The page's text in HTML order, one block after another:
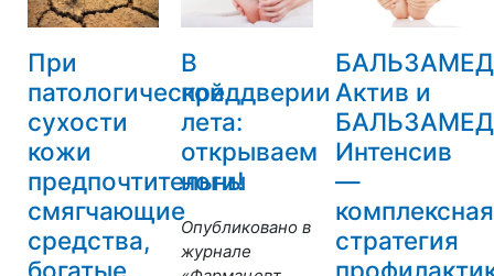
При
патологической
сухости
кожи
предпочтительны
смягчающие
средства,
В
преддверии
лета:
открываем
ноги!
Опубликовано в
журнале
БАЛЬЗАМЕД
Актив и
БАЛЬЗАМЕД
Интенсив
—
комплексная
стратегия